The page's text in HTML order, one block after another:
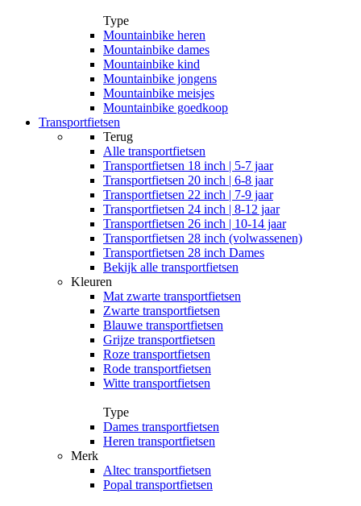
Type
Mountainbike heren
Mountainbike dames
Mountainbike kind
Mountainbike jongens
Mountainbike meisjes
Mountainbike goedkoop
Transportfietsen
Terug
Alle transportfietsen
Transportfietsen 18 inch | 5-7 jaar
Transportfietsen 20 inch | 6-8 jaar
Transportfietsen 22 inch | 7-9 jaar
Transportfietsen 24 inch | 8-12 jaar
Transportfietsen 26 inch | 10-14 jaar
Transportfietsen 28 inch (volwassenen)
Transportfietsen 28 inch Dames
Bekijk alle transportfietsen
Kleuren
Mat zwarte transportfietsen
Zwarte transportfietsen
Blauwe transportfietsen
Grijze transportfietsen
Roze transportfietsen
Rode transportfietsen
Witte transportfietsen
Type
Dames transportfietsen
Heren transportfietsen
Merk
Altec transportfietsen
Popal transportfietsen